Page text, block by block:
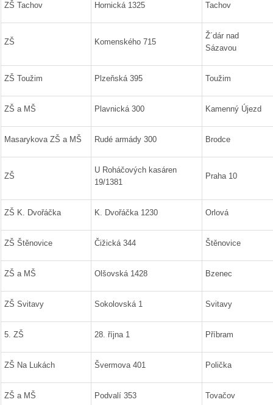
ZŠ Tachov Hornická 1325 Tachov
ZŠ Komenského 715
Ž´dár nad
Sázavou
ZŠ Toužim Plzeňská 395 Toužim
ZŠ a MŠ Plavnická 300 Kamenný Újezd
Masarykova ZŠ a MŠ Rudé armády 300 Brodce
ZŠ
U Roháčových kasáren
19/1381
Praha 10
ZŠ K. Dvořáčka K. Dvořáčka 1230 Orlová
ZŠ Štěnovice Čižická 344 Štěnovice
ZŠ a MŠ Olšovská 1428 Bzenec
ZŠ Svitavy Sokolovská 1 Svitavy
5. ZŠ 28. října 1 Příbram
ZŠ Na Lukách Švermova 401 Polička
ZŠ a MŠ Podvalí 353 Tovačov